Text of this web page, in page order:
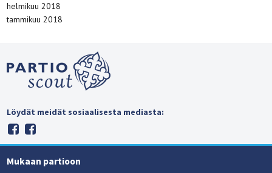
helmikuu 2018
tammikuu 2018
Löydät meidät sosiaalisesta mediasta:
Mukaan partioon